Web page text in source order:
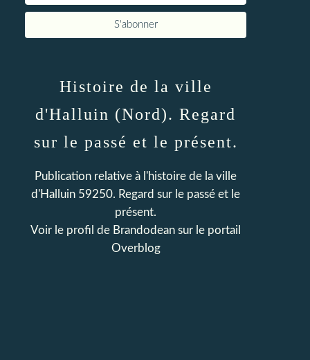
Histoire de la ville
d'Halluin (Nord). Regard
sur le passé et le présent.
Publication relative à l'histoire de la ville
d'Halluin 59250. Regard sur le passé et le
présent.
Voir le profil de Brandodean sur le portail
Overblog